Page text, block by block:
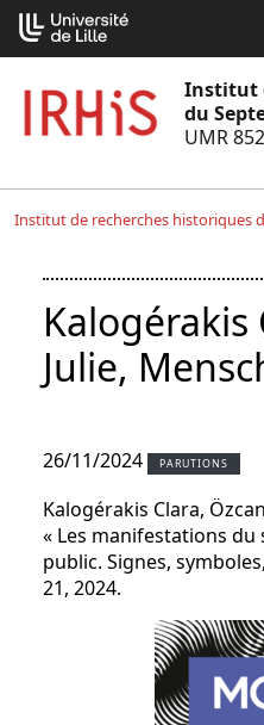
Aller
au
contenu
Institut
du
UMR
Institut de recherches historiques
Kalogérakis
Julie,
26/11/2024 PARUTIONS
Kalogérakis Clara,
« Les manifestations du
public. Signes,
21, 2024.
Cookies management panel